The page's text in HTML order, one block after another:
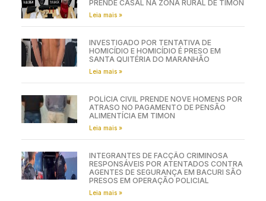
PRENDE CASAL NA ZONA RURAL DE TIMON
Leia mais »
INVESTIGADO POR TENTATIVA DE
HOMICÍDIO E HOMICÍDIO É PRESO EM
SANTA QUITÉRIA DO MARANHÃO
Leia mais »
POLÍCIA CIVIL PRENDE NOVE HOMENS POR
ATRASO NO PAGAMENTO DE PENSÃO
ALIMENTÍCIA EM TIMON
Leia mais »
INTEGRANTES DE FACÇÃO CRIMINOSA
RESPONSÁVEIS POR ATENTADOS CONTRA
AGENTES DE SEGURANÇA EM BACURI SÃO
PRESOS EM OPERAÇÃO POLICIAL
Leia mais »